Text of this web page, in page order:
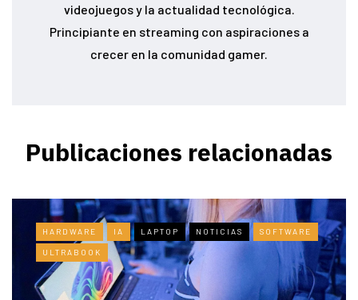
videojuegos y la actualidad tecnológica.
Principiante en streaming con aspiraciones a
crecer en la comunidad gamer.
Publicaciones relacionadas
HARDWARE IA LAPTOP NOTICIAS SOFTWARE
ULTRABOOK